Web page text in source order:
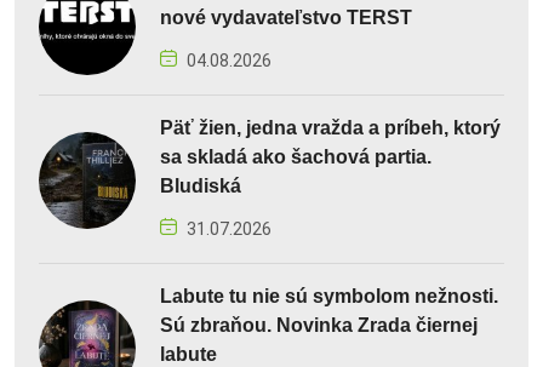
nové vydavateľstvo TERST
04.08.2026
Päť žien, jedna vražda a príbeh, ktorý
sa skladá ako šachová partia.
Bludiská
31.07.2026
Labute tu nie sú symbolom nežnosti.
Sú zbraňou. Novinka Zrada čiernej
labute